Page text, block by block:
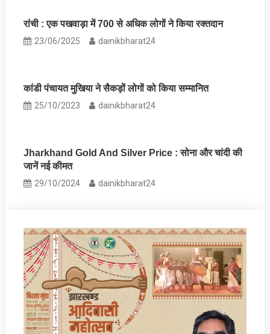
रांची : एक पखवाड़ा में 700 से अधिक लोगों ने किया रक्तदान
23/06/2025 dainikbharat24
कांडी पंचायत मुखिया ने सैकड़ों लोगों को किया सम्‍मानित
25/10/2023 dainikbharat24
Jharkhand Gold And Silver Price : सोना और चांदी की
जानें नई कीमत
29/10/2024 dainikbharat24